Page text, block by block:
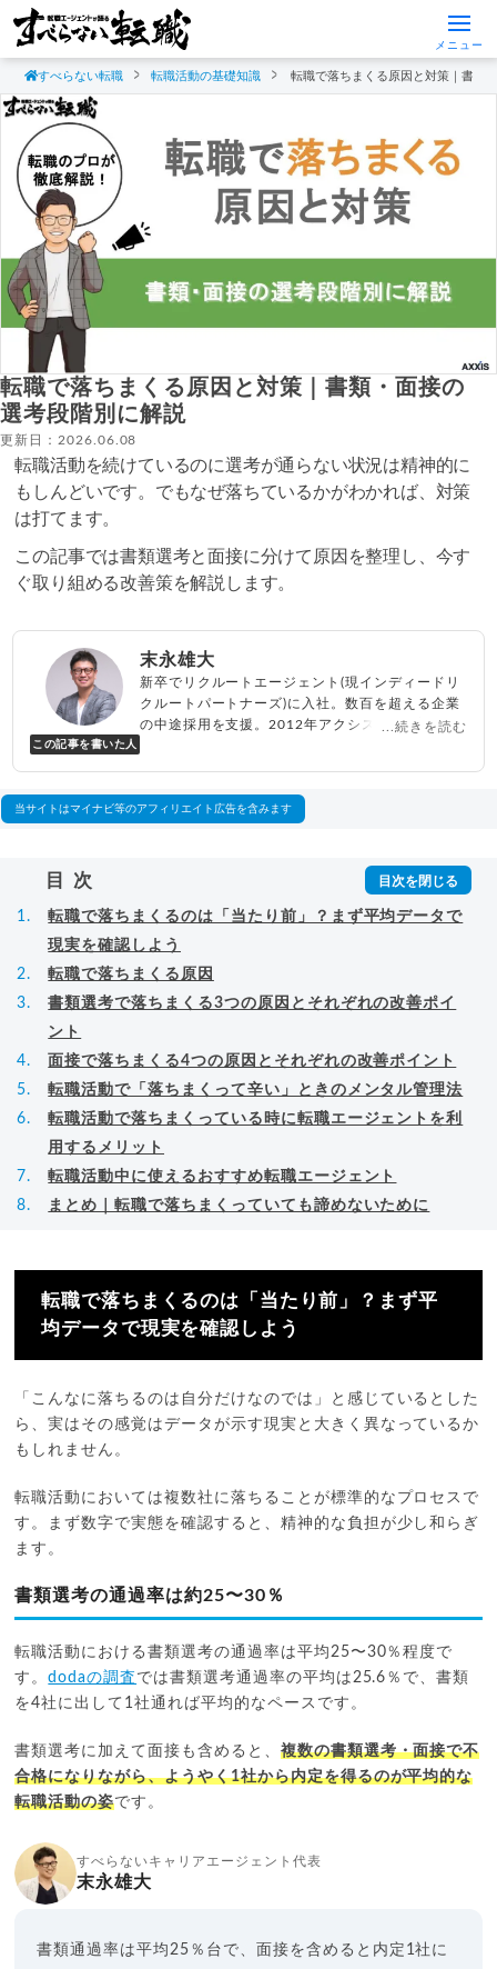
メニュー
すべらない転職 転職活動の基礎知識 転職で落ちまくる原因と対策｜書類
転職で落ちまくる原因と対策｜書類・面接の
選考段階別に解説
更新日：2026.06.08
転職活動を続けているのに選考が通らない状況は精神的に
もしんどいです。でもなぜ落ちているかがわかれば、対策
は打てます。
この記事では書類選考と面接に分けて原因を整理し、今す
ぐ取り組める改善策を解説します。
この記事を書いた人
末永雄大
新卒でリクルートエージェント(現インディードリ
クルートパートナーズ)に入社。数百を超える企業
の中途採用を支援。2012年アクシス(株)設立、代
べらない転職エージェント
...続きを読む
当サイトはマイナビ等のアフィリエイト広告を含みます
目次
転職で落ちまくるのは「当たり前」？まず平均データで
現実を確認しよう
転職で落ちまくる原因
書類選考で落ちまくる3つの原因とそれぞれの改善ポイ
ント
面接で落ちまくる4つの原因とそれぞれの改善ポイント
転職活動で「落ちまくって辛い」ときのメンタル管理法
転職活動で落ちまくっている時に転職エージェントを利
用するメリット
転職活動中に使えるおすすめ転職エージェント
まとめ｜転職で落ちまくっていても諦めないために
転職で落ちまくるのは「当たり前」？まず平
均データで現実を確認しよう
「こんなに落ちるのは自分だけなのでは」と感じているとした
ら、実はその感覚はデータが示す現実と大きく異なっているか
もしれません。
転職活動においては複数社に落ちることが標準的なプロセスで
す。まず数字で実態を確認すると、精神的な負担が少し和らぎ
ます。
書類選考の通過率は約25〜30％
転職活動における書類選考の通過率は平均25〜30％程度で
す。dodaの調査 では書類選考通過率の平均は25.6％で、書類
を4社に出して1社通れば平均的なペースです。
書類選考に加えて面接も含めると、 複数の書類選考・面接で不
合格になりながら、ようやく1社から内定を得るのが平均的な
転職活動の姿です。
すべらないキャリアエージェント代表
末永雄大
書類通過率は平均25％台で、面接を含めると内定1社に